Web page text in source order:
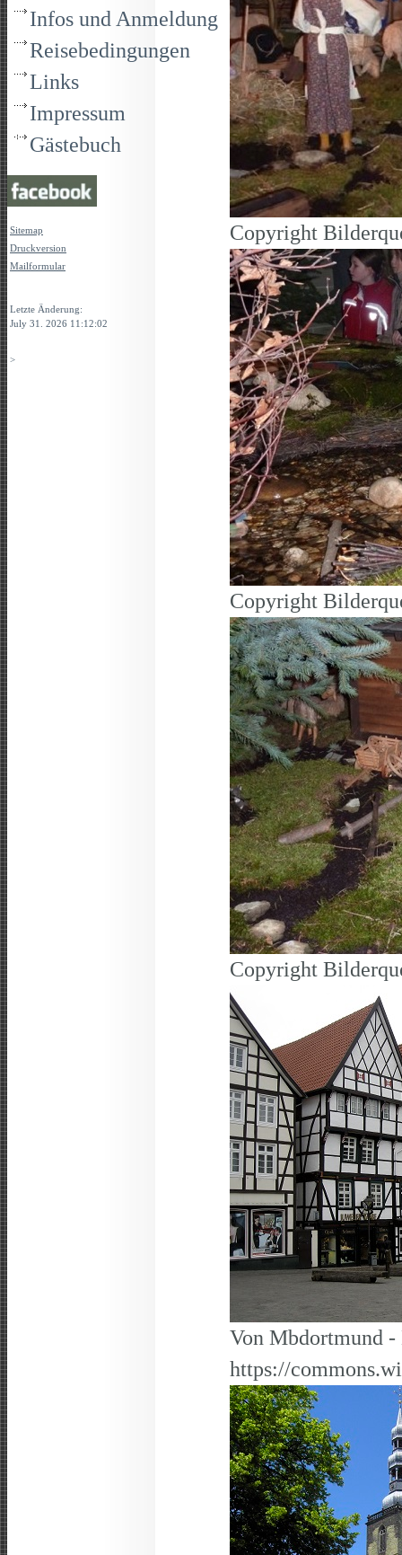
Infos und Anmeldung
Reisebedingungen
Links
Impressum
Gästebuch
Sitemap
Druckversion
Mailformular
Letzte Änderung:
July 31. 2026 11:12:02
>
Copyright
Copyright
Copyright
Von Mbdortmund -
https://